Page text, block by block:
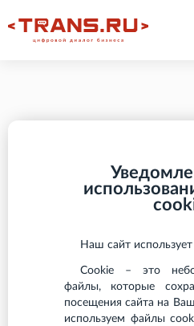
Наш сайт
Cookie – это небольшие текстовые
файлы, которые
посещения сайта на
используем файлы